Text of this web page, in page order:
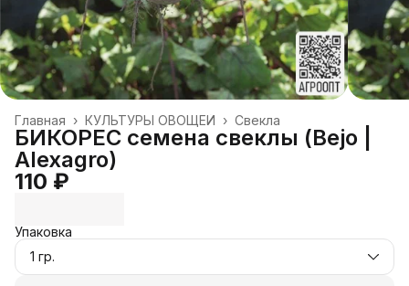
Свекла
КУЛЬТУРЫ ОВОЩЕЙ ›
Главная ›
БИКОРЕС семена свеклы (Bejo |
Alexagro)
110 ₽
Упаковка
1 гр.